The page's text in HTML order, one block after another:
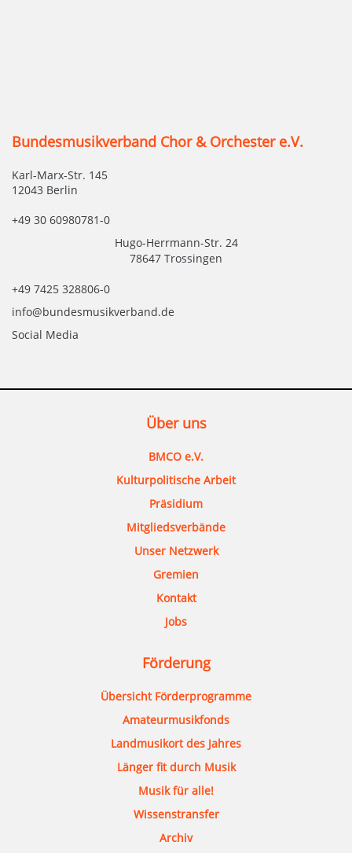
Bundesmusikverband Chor & Orchester e.V.
Karl-Marx-Str. 145
12043 Berlin
+49 30 60980781-0
Hugo-Herrmann-Str. 24
78647 Trossingen
+49 7425 328806-0
info@bundesmusikverband.de
Social Media
Über uns
BMCO e.V.
Kulturpolitische Arbeit
Präsidium
Mitgliedsverbände
Unser Netzwerk
Gremien
Kontakt
Jobs
Förderung
Übersicht Förderprogramme
Amateurmusikfonds
Landmusikort des Jahres
Länger fit durch Musik
Musik für alle!
Wissenstransfer
Archiv